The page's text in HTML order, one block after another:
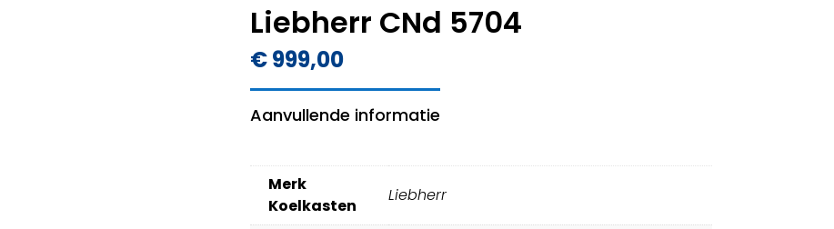
Liebherr CNd 5704
€999,00
Aanvullende informatie
Merk
Koelkasten
Liebherr